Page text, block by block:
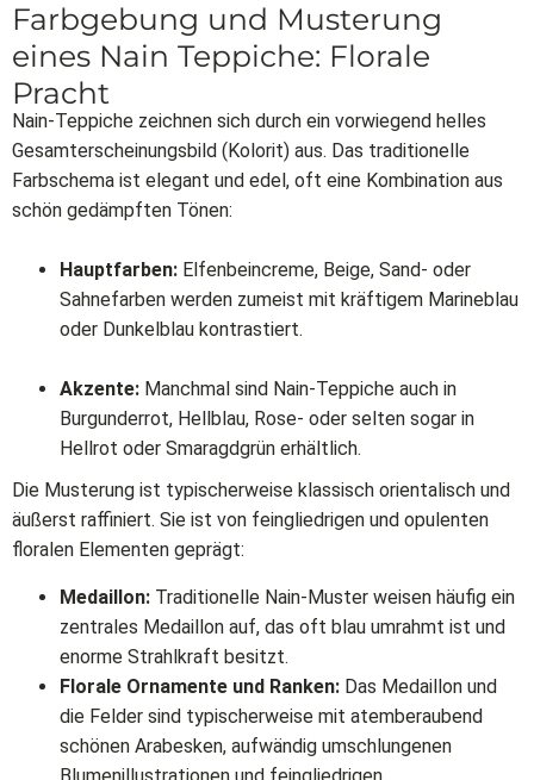
Farbgebung und Musterung
eines Nain Teppiche: Florale
Pracht
Nain-Teppiche zeichnen sich durch ein vorwiegend helles
Gesamterscheinungsbild (Kolorit) aus. Das traditionelle
Farbschema ist elegant und edel, oft eine Kombination aus
schön gedämpften Tönen:
Hauptfarben: Elfenbeincreme, Beige, Sand- oder
Sahnefarben werden zumeist mit kräftigem Marineblau
oder Dunkelblau kontrastiert.
Akzente: Manchmal sind Nain-Teppiche auch in
Burgunderrot, Hellblau, Rose- oder selten sogar in
Hellrot oder Smaragdgrün erhältlich.
Die Musterung ist typischerweise klassisch orientalisch und
äußerst raffiniert. Sie ist von feingliedrigen und opulenten
floralen Elementen geprägt:
Medaillon: Traditionelle Nain-Muster weisen häufig ein
zentrales Medaillon auf, das oft blau umrahmt ist und
enorme Strahlkraft besitzt.
Florale Ornamente und Ranken: Das Medaillon und
die Felder sind typischerweise mit atemberaubend
schönen Arabesken, aufwändig umschlungenen
Blumenillustrationen und feingliedrigen